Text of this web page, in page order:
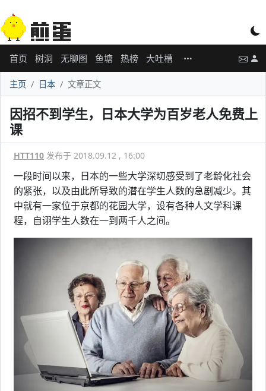
首页 树洞 无聊图 鱼塘 热榜 大吐槽
主页 日本 文章正文
因招不到学生，日本大学为百岁老人免费上
课
HTT110 发布于 2018.09.12 , 16:00
一段时间以来，日本的一些大学深切感受到了老龄化社会
的紧张，以及由此所导致的潜在学生人数的急剧减少。其
中就有一家位于京都的花园大学，设有各种人文学科课
程，自诩学生人数在一到两千人之间。